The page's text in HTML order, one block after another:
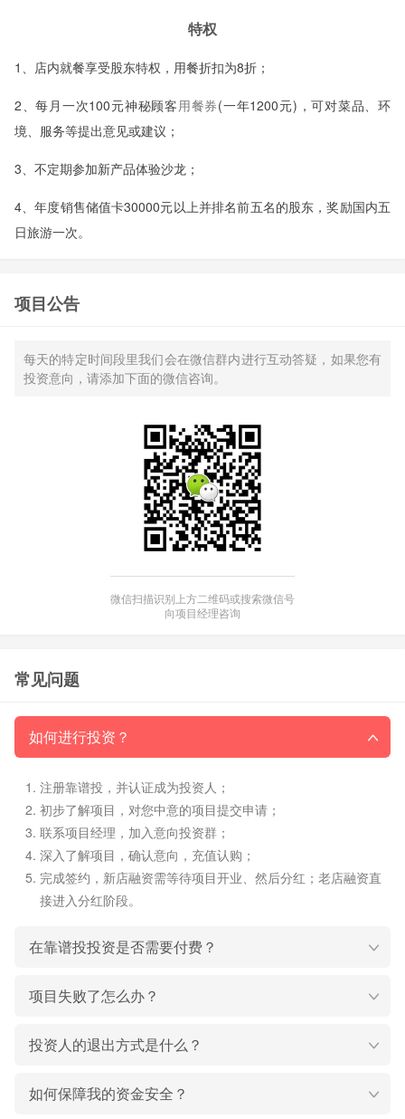
特权
1、 店内就餐享受股东特权，用餐折扣为8折；
2、每月一次100元神秘顾客用餐券(一年1200元) ，可对菜品、环
境、服务等提出意见或建议；
3、 不定期参加新产品体验沙龙；
4、年度销售储值卡30000元以上并排名前五名的股东，奖励国内五
日旅游一次。
项目公告
每天的特定时间段里我们会在微信群内进行互动答疑，如果您有
投资意向，请添加下面的微信咨询。
微信扫描识别上方二维码或搜索微信号
向项目经理咨询
常见问题
如何进行投资？
注册靠谱投，并认证成为投资人；
初步了解项目，对您中意的项目提交申请；
联系项目经理，加入意向投资群；
深入了解项目，确认意向，充值认购；
完成签约，新店融资需等待项目开业、然后分红；老店融资直
接进入分红阶段。
在靠谱投投资是否需要付费？
项目失败了怎么办？
投资人的退出方式是什么？
如何保障我的资金安全？